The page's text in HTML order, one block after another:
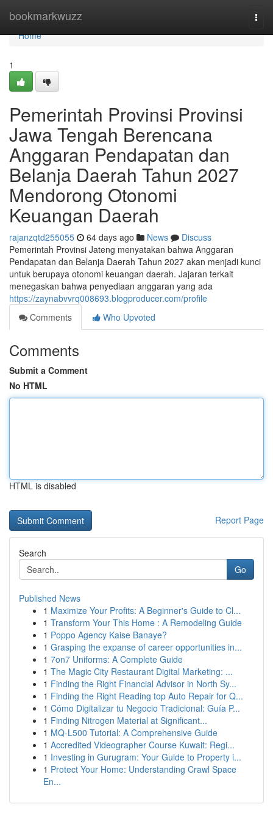
bookmarkwuzz
Home
Home
1
Pemerintah Provinsi Provinsi
Jawa Tengah Berencana
Anggaran Pendapatan dan
Belanja Daerah Tahun 2027
Mendorong Otonomi
Keuangan Daerah
rajanzqtd255055 64 days ago News
Discuss
Pemerintah Provinsi Jateng menyatakan bahwa Anggaran
Pendapatan dan Belanja Daerah Tahun 2027 akan menjadi kunci
untuk berupaya otonomi keuangan daerah. Jajaran terkait
menegaskan bahwa penyediaan anggaran yang ada
https://zaynabvvrq008693.blogproducer.com/profile
Comments
Who Upvoted
Comments
Submit a Comment
No HTML
HTML is disabled
Report Page
Search
Go
Published News
1 Maximize Your Profits: A Beginner's Guide to Cl...
1 Transform Your This Home : A Remodeling Guide
1 Poppo Agency Kaise Banaye?
1 Grasping the expanse of career opportunities in...
1 7on7 Uniforms: A Complete Guide
1 The Magic City Restaurant Digital Marketing: ...
1 Finding the Right Financial Advisor in North Sy...
1 Finding the Right Reading top Auto Repair for Q...
1 Cómo Digitalizar tu Negocio Tradicional: Guía P...
1 Finding Nitrogen Material at Significant...
1 MQ-L500 Tutorial: A Comprehensive Guide
1 Accredited Videographer Course Kuwait: Regi...
1 Investing in Gurugram: Your Guide to Property i...
1 Protect Your Home: Understanding Crawl Space
En...